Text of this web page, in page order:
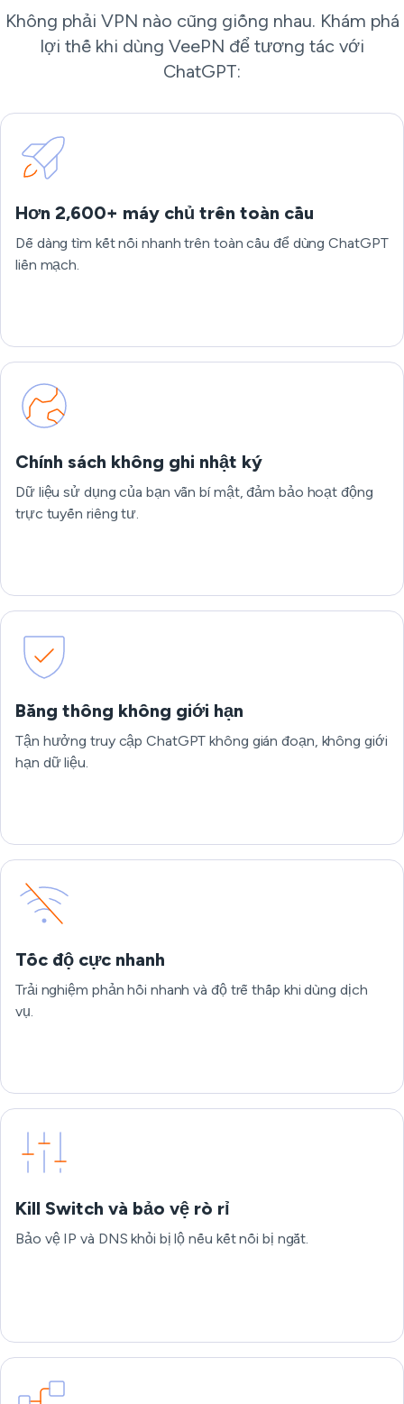
Không phải VPN nào cũng giống nhau. Khám phá
lợi thế khi dùng VeePN để tương tác với
ChatGPT:
Hơn 2,600+ máy chủ trên toàn cầu
Dễ dàng tìm kết nối nhanh trên toàn cầu để dùng ChatGPT
liền mạch.
Chính sách không ghi nhật ký
Dữ liệu sử dụng của bạn vẫn bí mật, đảm bảo hoạt động
trực tuyến riêng tư.
Băng thông không giới hạn
Tận hưởng truy cập ChatGPT không gián đoạn, không giới
hạn dữ liệu.
Tốc độ cực nhanh
Trải nghiệm phản hồi nhanh và độ trễ thấp khi dùng dịch
vụ.
Kill Switch và bảo vệ rò rỉ
Bảo vệ IP và DNS khỏi bị lộ nếu kết nối bị ngắt.